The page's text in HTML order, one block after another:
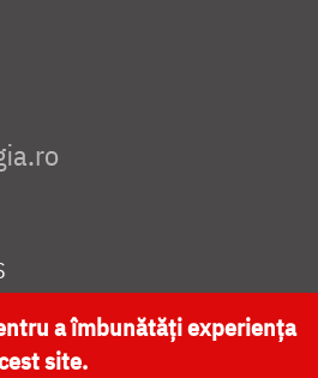
CATEDRALA NAȚIONALĂ
a îmbunătăți experiența
site.